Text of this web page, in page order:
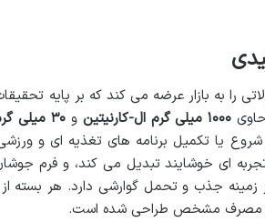
را به بازار عرضه می کند که بر پایه
۱۰۰۰ میلی گرم ال-کارنیتین و۳۰ میلی گرم عصاره چای سبز
یا تکمیل برنامه های تغذیه ای و
ای خوشایند تبدیل می کند، و فرم
زمینه جذب و تحمل گوارشی دارد. هر بسته